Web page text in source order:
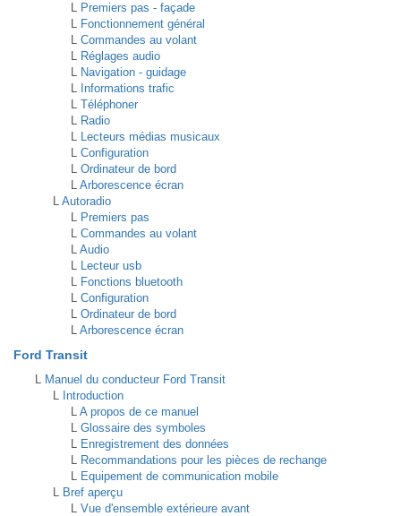
L Premiers pas - façade
L Fonctionnement général
L Commandes au volant
L Réglages audio
L Navigation - guidage
L Informations trafic
L Téléphoner
L Radio
L Lecteurs médias musicaux
L Configuration
L Ordinateur de bord
L Arborescence écran
L Autoradio
L Premiers pas
L Commandes au volant
L Audio
L Lecteur usb
L Fonctions bluetooth
L Configuration
L Ordinateur de bord
L Arborescence écran
Ford Transit
L Manuel du conducteur Ford Transit
L Introduction
L A propos de ce manuel
L Glossaire des symboles
L Enregistrement des données
L Recommandations pour les pièces de rechange
L Equipement de communication mobile
L Bref aperçu
L Vue d'ensemble extérieure avant